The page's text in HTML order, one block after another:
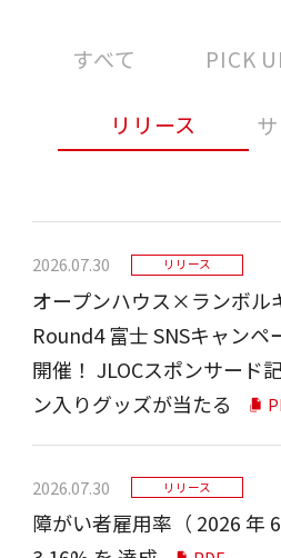
すべて PICK
リリース
2026.07.30 リリース
オープンハウス×ランボル
Round4 富士 SNSキャンペ
開催！ JLOCスポンサード
ン入りグッズが当たる
2026.07.30 リリース
障がい者雇⽤率（ 2026 年 6